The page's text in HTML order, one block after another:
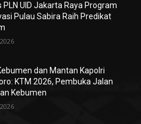
PLN UID Jakarta Raya Program
Pulau Sabira Raih Predikat
dan Mantan Kapolri
KTM 2026, Pembuka Jalan
Kebumen